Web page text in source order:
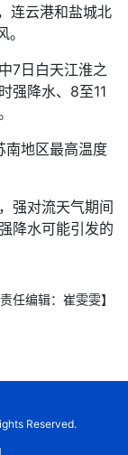
连云港和盐城北
7日白天江淮之
强降水、8至11
地区最高温度
强对流天气期间
降水可能引发的
责任编辑：崔雯雯】
Reserved.